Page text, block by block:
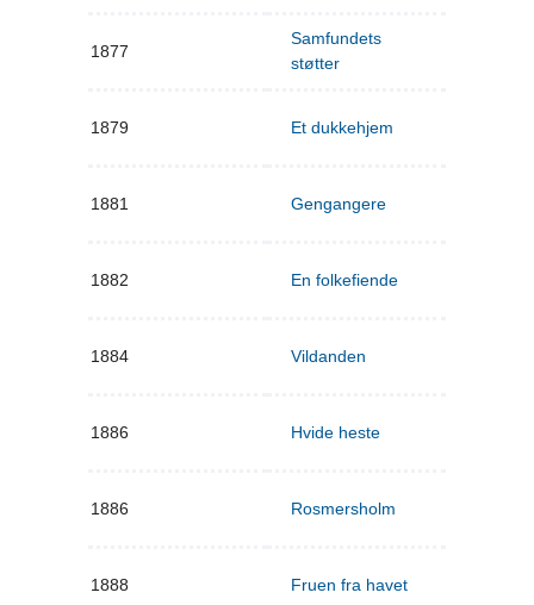
1877
Samfundets
støtter
1879 Et dukkehjem
1881 Gengangere
1882 En folkefiende
1884 Vildanden
1886 Hvide heste
1886 Rosmersholm
1888 Fruen fra havet